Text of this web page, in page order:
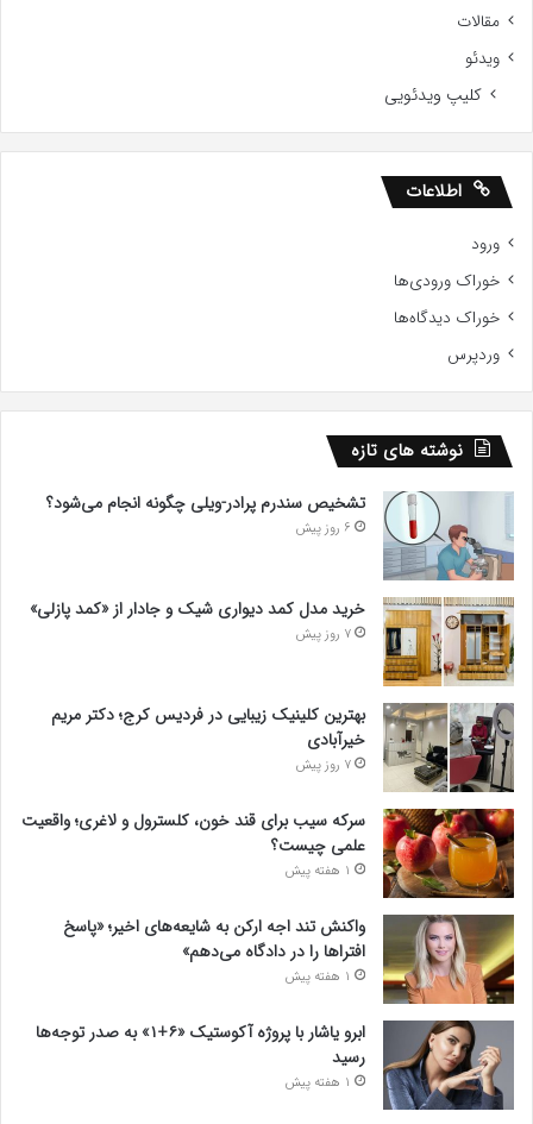
مقالات
ویدئو
کلیپ ویدئویی
اطلاعات
ورود
خوراک ورودی‌ها
خوراک دیدگاه‌ها
وردپرس
نوشته های تازه
تشخیص سندرم پرادر-ویلی چگونه انجام می‌شود؟
6 روز پیش
خرید مدل کمد دیواری شیک و جادار از «کمد پازلی»
7 روز پیش
بهترین کلینیک زیبایی در فردیس کرج؛ دکتر مریم
خیرآبادی
7 روز پیش
سرکه سیب برای قند خون، کلسترول و لاغری؛ واقعیت
علمی چیست؟
1 هفته پیش
واکنش تند اجه ارکن به شایعه‌های اخیر؛ «پاسخ
افتراها را در دادگاه می‌دهم»
1 هفته پیش
ابرو یاشار با پروژه آکوستیک «۶+۱» به صدر توجه‌ها
رسید
1 هفته پیش